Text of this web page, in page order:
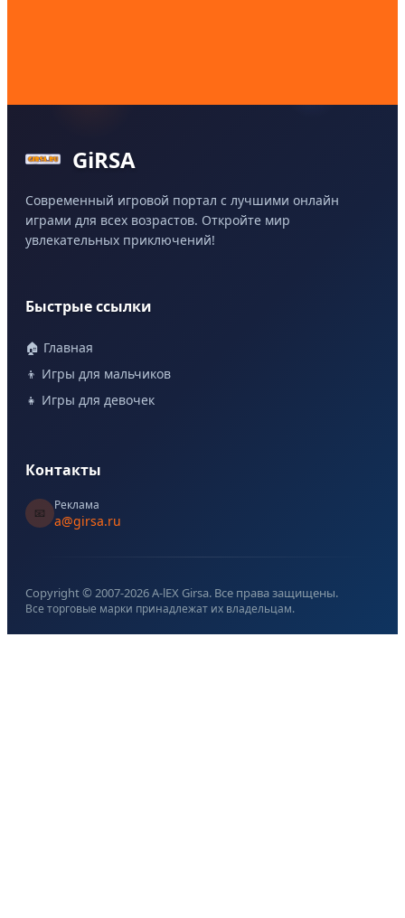
GiRSA
Современный игровой портал с лучшими онлайн
играми для всех возрастов. Откройте мир
увлекательных приключений!
Быстрые ссылки
🏠 Главная
👦 Игры для мальчиков
👧 Игры для девочек
Контакты
📧
Реклама
a@girsa.ru
Copyright © 2007-2026A-lEX Girsa. Все права защищены.
Все торговые марки принадлежат их владельцам.